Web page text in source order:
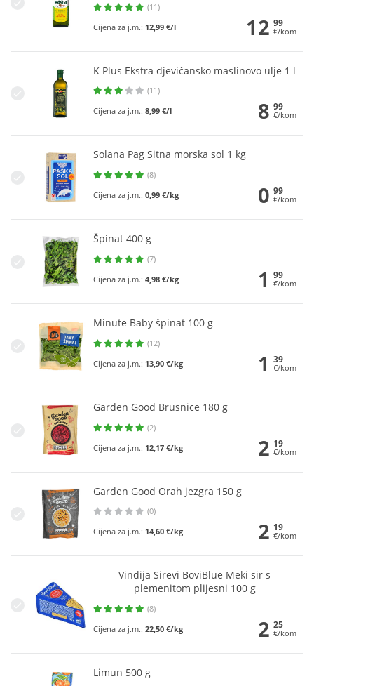
(11)
Cijena za j.m.: 12,99 €/l 12 99
€/kom
K Plus Ekstra djevičansko maslinovo ulje 1 l
(11)
Cijena za j.m.: 8,99 €/l 8 99
€/kom
Solana Pag Sitna morska sol 1 kg
(8)
Cijena za j.m.: 0,99 €/kg 0 99
€/kom
Špinat 400 g
(7)
Cijena za j.m.: 4,98 €/kg 1 99
€/kom
Minute Baby špinat 100 g
(12)
Cijena za j.m.: 13,90 €/kg 1 39
€/kom
Garden Good Brusnice 180 g
(2)
Cijena za j.m.: 12,17 €/kg 2 19
€/kom
Garden Good Orah jezgra 150 g
(0)
Cijena za j.m.: 14,60 €/kg 2 19
€/kom
Vindija Sirevi BoviBlue Meki sir s
plemenitom plijesni 100 g
(8)
Cijena za j.m.: 22,50 €/kg 2 25
€/kom
Limun 500 g